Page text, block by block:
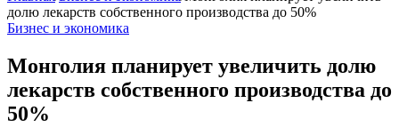
долю лекарств собственного производства до 50%
Бизнес и экономика
Монголия планирует увеличить долю
лекарств собственного производства до
50%